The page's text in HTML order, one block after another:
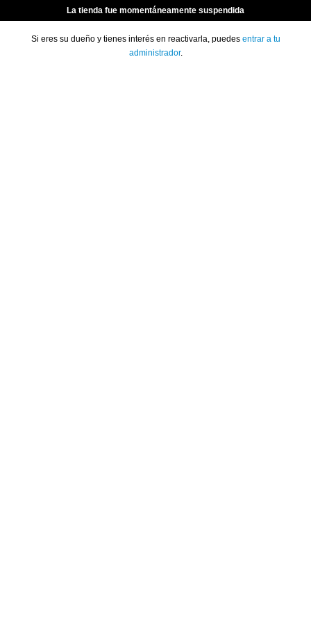
La tienda fue momentáneamente suspendida
Si eres su dueño y tienes interés en reactivarla, puedes entrar a tu
administrador.